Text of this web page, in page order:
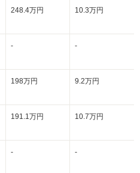
248.4万円 10.3万円
- -
198万円 9.2万円
191.1万円 10.7万円
- -